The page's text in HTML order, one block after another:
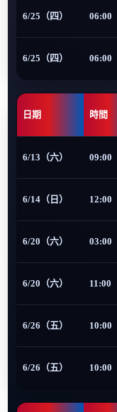
6/25（四） 06:00
6/25（四） 06:00
日期 時間
6/13（六） 09:00
6/14（日） 12:00
6/20（六） 03:00
6/20（六） 11:00
6/26（五） 10:00
6/26（五） 10:00